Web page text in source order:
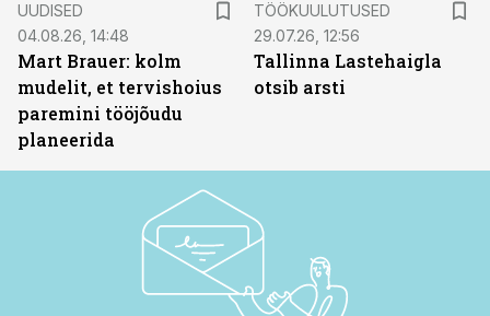
UUDISED
04.08.26, 14:48
Mart Brauer: kolm
mudelit, et tervishoius
paremini tööjõudu
planeerida
TÖÖKUULUTUSED
29.07.26, 12:56
Tallinna Lastehaigla
otsib arsti